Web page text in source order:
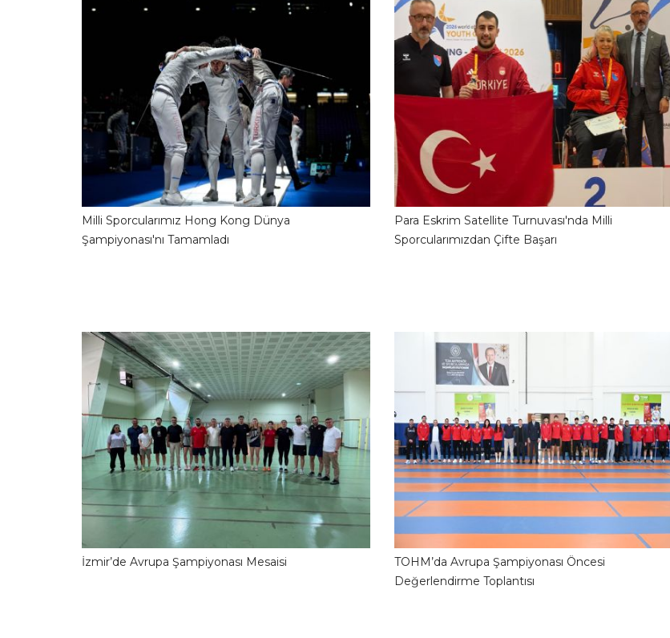
31.07.2026 09:04:12
Milli Sporcularımız Hong Kong Dünya
Şampiyonası'nı Tamamladı
23.06.2026 10:01:18
Para Eskrim Satellite Turnuvası'nda Milli
Sporcularımızdan Çifte Başarı
10.06.2026 13:42:12
İzmir’de Avrupa Şampiyonası Mesaisi 06.06.2026 16:01:09
TOHM’da Avrupa Şampiyonası Öncesi
Değerlendirme Toplantısı